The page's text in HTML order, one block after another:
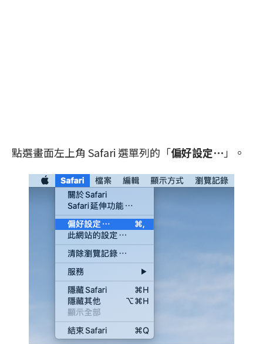
點選畫面左上角 Safari 選單列的「偏好設定⋯」。